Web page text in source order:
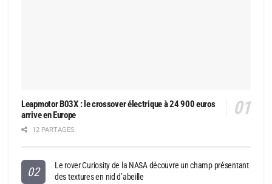
Leapmotor B03X : le crossover électrique à 24 900 euros
arrive en Europe
12 PARTAGES
Le rover Curiosity de la NASA découvre un champ présentant
des textures en nid d’abeille